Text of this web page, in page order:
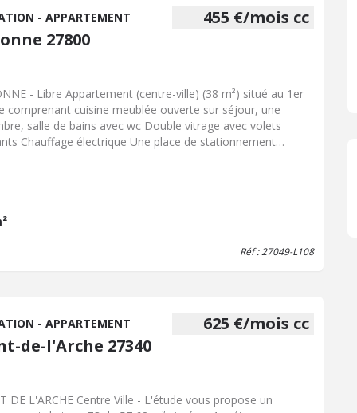
455 €/mois cc
- APPARTEMENT
27800
- Libre Appartement (centre-ville) (38 m²) situé au 1er
comprenant cuisine meublée ouverte sur séjour, une
salle de bains avec wc Double vitrage avec volets
Chauffage électrique Une place de stationnement
du locataire : 418,00 € Les informations sur les risques
ce bien est exposé sont disponibles sur le site
: www.georisques.gouv.fr Montant estimé des
975,00 € à 1.319,00 € par an. Prix moyens des énergies
Réf : 27049-L108
625 €/mois cc
- APPARTEMENT
de-l'Arche 27340
DE L'ARCHE Centre Ville - L'étude vous propose un